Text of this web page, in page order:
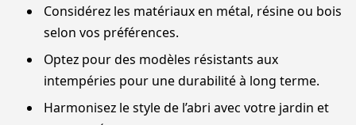
Considérez les matériaux en métal, résine ou bois
selon vos préférences.
Optez pour des modèles résistants aux
intempéries pour une durabilité à long terme.
Harmonisez le style de l’abri avec votre jardin et